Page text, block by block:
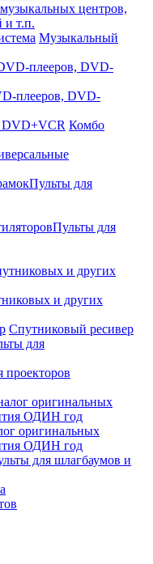
центров,
и т.п.
Музыкальный
плееров, DVD-
Комбо
Пульты для
Пульты для
и других
Спутниковый ресивер
для
проекторов
оригинальных
ОДИН год
для шлагбаумов и